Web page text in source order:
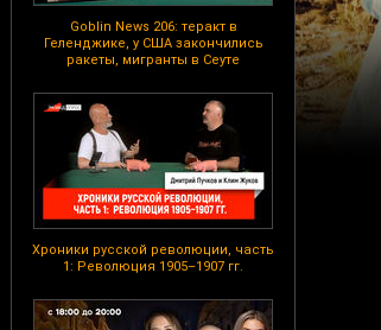
Goblin News 206: теракт в
Геленджике, у США закончились
ракеты, мигранты в Сеуте
Хроники русской революции, часть
1: Революция 1905–1907 гг.